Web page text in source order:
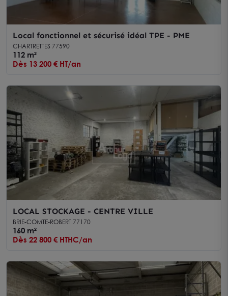
Local fonctionnel et sécurisé idéal TPE - PME
CHARTRETTES 77590
112 m²
Dès 13 200 € HT/an
LOCAL STOCKAGE - CENTRE VILLE
BRIE-COMTE-ROBERT 77170
160 m²
Dès 22 800 € HTHC/an